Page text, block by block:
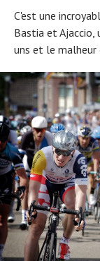
C'est une
Bastia et Ajaccio,
uns et le malheur